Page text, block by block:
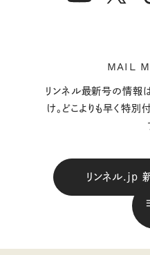
MAIL
リンネル最新号の情報
け。どこよりも早く特別
リンネル.jp